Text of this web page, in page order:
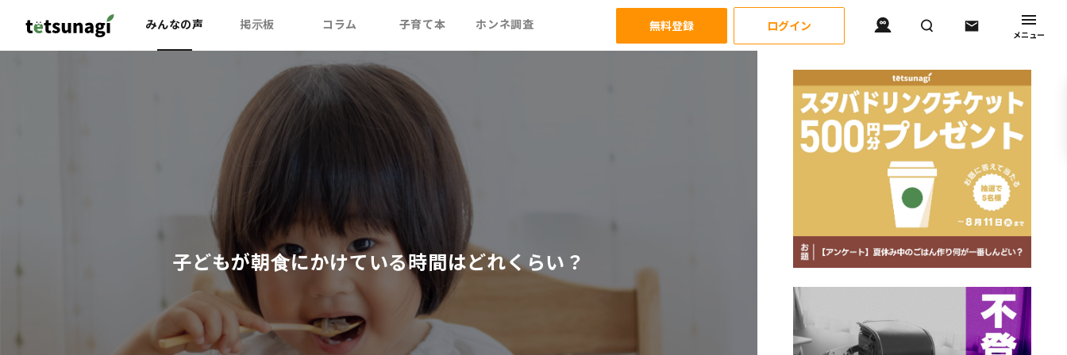
みんなの声 掲示板 コラム 子育て本 ホンネ調査 無料登録 ログイン
メニュー
子どもが朝食にかけている時間はどれくらい？